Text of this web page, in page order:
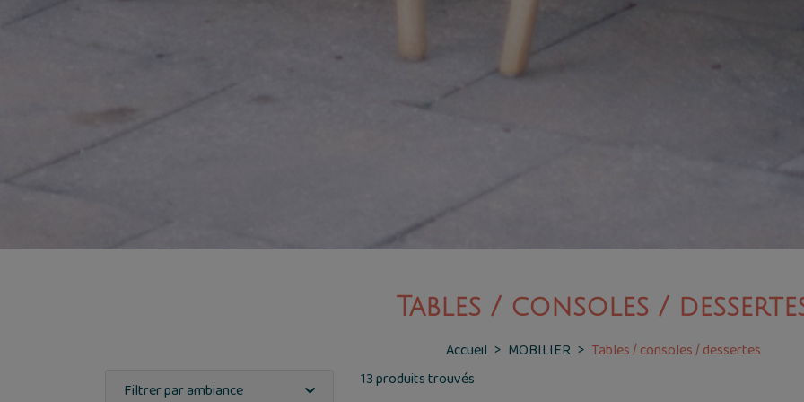
Tables / consoles /
Accueil MOBILIER
Tables / consoles / dessertes
Filtrer par ambiance
13 produits trouvés